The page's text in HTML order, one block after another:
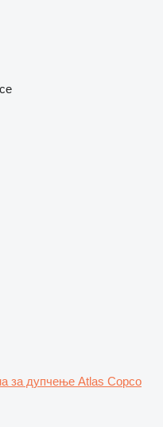
за дупчење Atlas Copco